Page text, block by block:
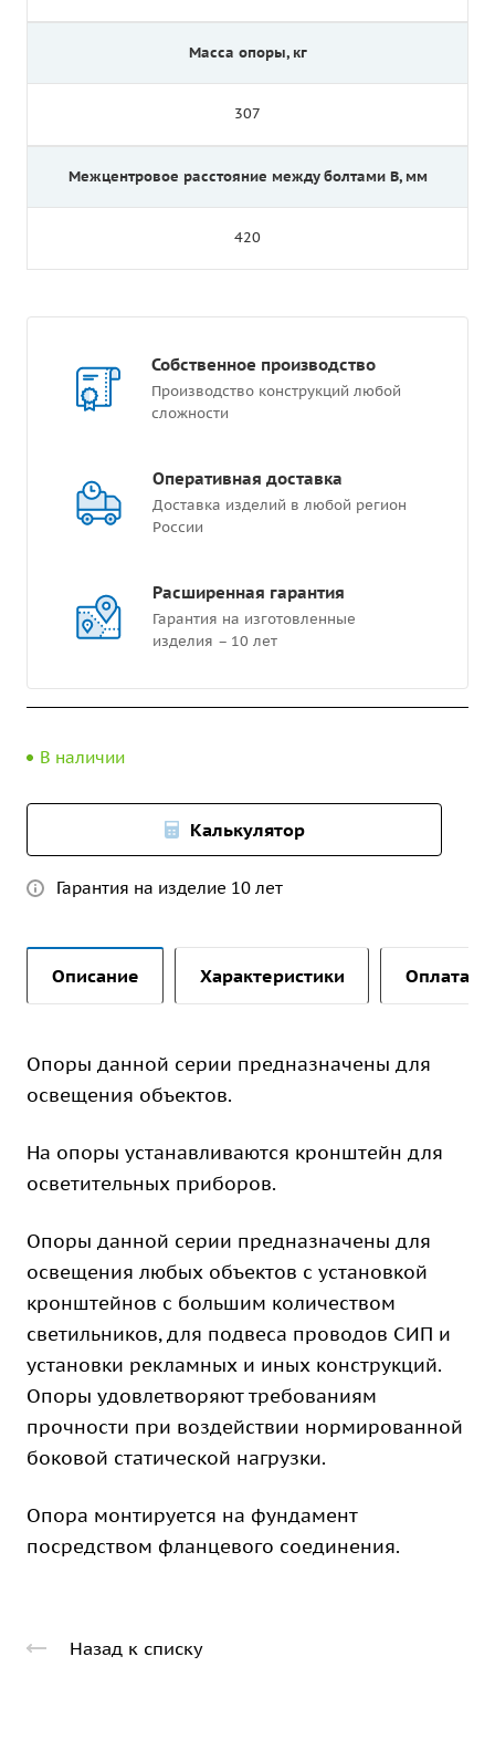
Масса опоры, кг
307
Межцентровое расстояние между болтами B, мм
420
Собственное производство
Производство конструкций любой
сложности
Оперативная доставка
Доставка изделий в любой регион
России
Расширенная гарантия
Гарантия на изготовленные
изделия – 10 лет
В наличии
Калькулятор
Гарантия на изделие 10 лет
Описание Характеристики Оплата и
Опоры данной серии предназначены для
освещения объектов.
На опоры устанавливаются кронштейн для
осветительных приборов.
Опоры данной серии предназначены для
освещения любых объектов с установкой
кронштейнов с большим количеством
светильников, для подвеса проводов СИП и
установки рекламных и иных конструкций.
Опоры удовлетворяют требованиям
прочности при воздействии нормированной
боковой статической нагрузки.
Опора монтируется на фундамент
посредством фланцевого соединения.
Назад к списку